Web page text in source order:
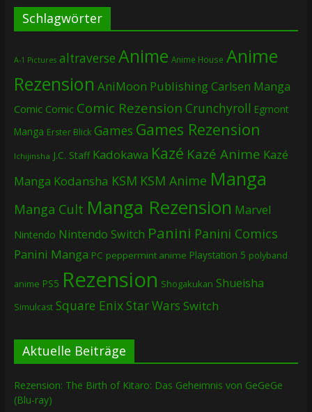
Schlagwörter
A-1 Pictures altraverse Anime Anime House Anime
Rezension AniMoon PublishingCarlsen Manga
Comic Comic Comic Rezension Crunchyroll Egmont
Manga Erster Blick Games Games Rezension
Ichijinsha J.C. Staff Kadokawa Kazé Kazé Anime Kazé
Manga Kodansha KSM KSM Anime Manga
Manga Cult Manga Rezension Marvel
Nintendo Nintendo Switch Panini Panini Comics
Panini Manga PC peppermint anime Playstation 5 polyband
anime PS5 Rezension Shogakukan Shueisha
Simulcast Square EnixStar Wars Switch
Aktuelle Beiträge
Rezension: The Birth of Kitaro: Das Geheimnis von GeGeGe
(Blu-ray)